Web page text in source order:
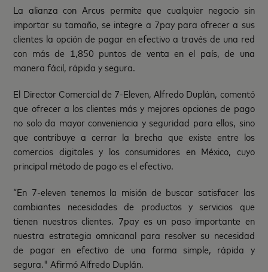
La alianza con Arcus permite que cualquier negocio sin
importar su tamaño, se integre a 7pay para ofrecer a sus
clientes la opción de pagar en efectivo a través de una red
con más de 1,850 puntos de venta en el país, de una
manera fácil, rápida y segura.
El Director Comercial de 7-Eleven, Alfredo Duplán, comentó
que ofrecer a los clientes más y mejores opciones de pago
no solo da mayor conveniencia y seguridad para ellos, sino
que contribuye a cerrar la brecha que existe entre los
comercios digitales y los consumidores en México, cuyo
principal método de pago es el efectivo.
“En 7-eleven tenemos la misión de buscar satisfacer las
cambiantes necesidades de productos y servicios que
tienen nuestros clientes. 7pay es un paso importante en
nuestra estrategia omnicanal para resolver su necesidad
de pagar en efectivo de una forma simple, rápida y
segura." Afirmó Alfredo Duplán.